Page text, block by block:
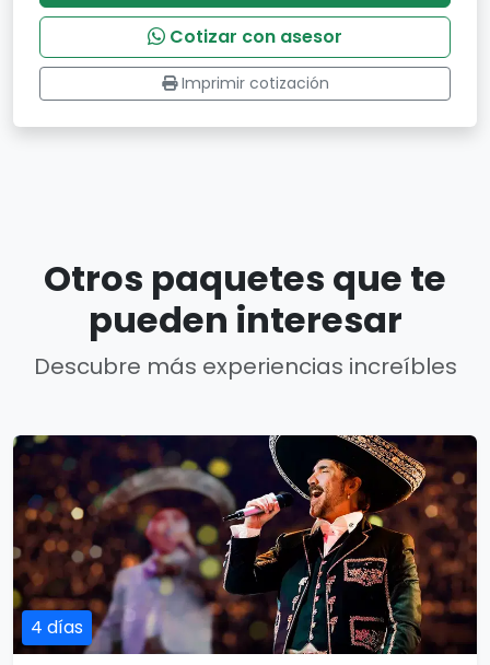
Cotizar con asesor
Imprimir cotización
Otros paquetes que te
pueden interesar
Descubre más experiencias increíbles
4 días